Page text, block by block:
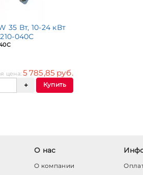
35 Вт, 10-24 кВт
040С
цена:5 785,85 руб.
Купить
О нас
О компании